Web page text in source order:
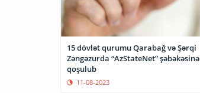
15 dövlət qurumu Qarabağ və Şərqi
Zəngəzurda “AzStateNet” şəbəkəsinə
qoşulub
11-08-2023